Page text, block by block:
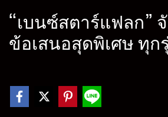
“เบนซ์สตาร์แฟลก”
ข้อเสนอสุดพิเศษ ทุก